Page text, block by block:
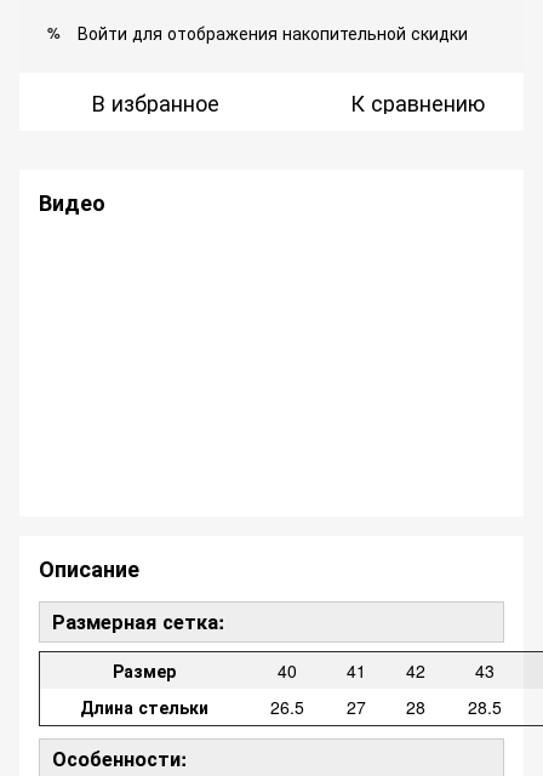
% Войти для отображения накопительной скидки
В избранное К сравнению
Видео
Описание
Размерная сетка:
Размер 40 41 42
43
Длина стельки
26.5 27 28 28.5
Особенности: